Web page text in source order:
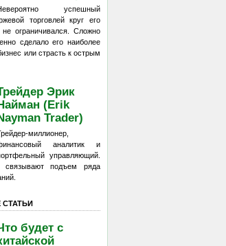
успешный
торговлей круг его
ограничивался. Сложно
сделало его наиболее
или страсть к острым
Эрик
(Erik
Trader)
миллионер,
аналитик и
управляющий.
подъем ряда
будет с